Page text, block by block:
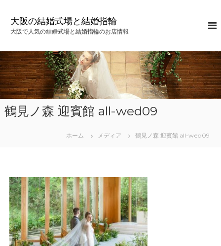
へ
ス
キ
ッ
プ
大阪の結婚式場と結婚指輪
大阪で人気の結婚式場と結婚指輪のお店情報
鶴見ノ森 迎賓館 all-wed09
ホーム メディア 鶴見ノ森 迎賓館 all-wed09